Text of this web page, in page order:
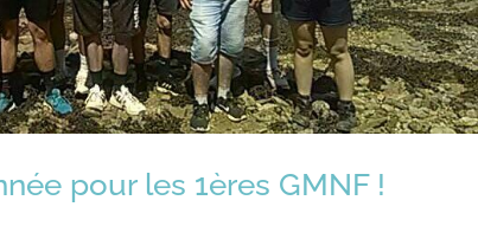
pour les 1ères GMNF !